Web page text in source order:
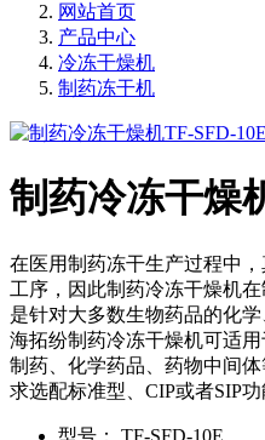
网站首页
产品中心
冷冻干燥机
制药冻干机
制药冷冻干燥
在医用制药冻干生产过程中
工序，因此制药冷冻干燥机
是针对大多数生物药品的化
海拓纷制药冷冻干燥机可适
制药、化学药品、药物中间
求选配标准型、CIP或者SIP功
型号：
TF-SFD-10E